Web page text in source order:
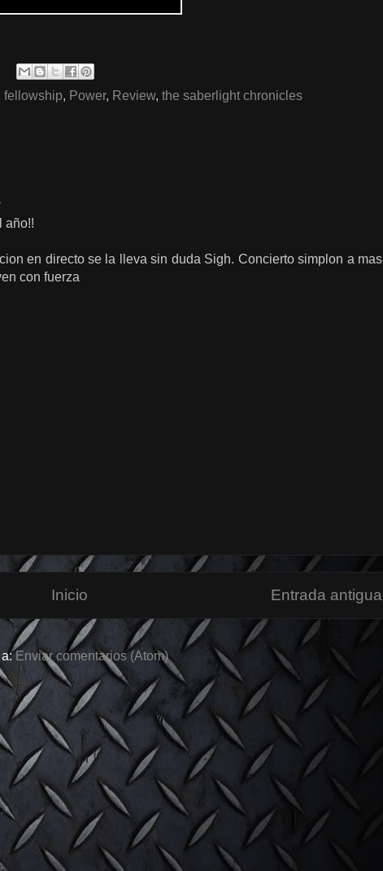
fellowship, Power, Review, the saberlight chronicles
año!!
en directo se la lleva sin duda Sigh. Concierto simplon a mas
con fuerza
Entrada antigua
Inicio
a:Enviar comentarios (Atom)